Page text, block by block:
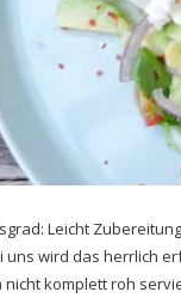
Leicht
uns wird das herrlich
nicht komplett roh